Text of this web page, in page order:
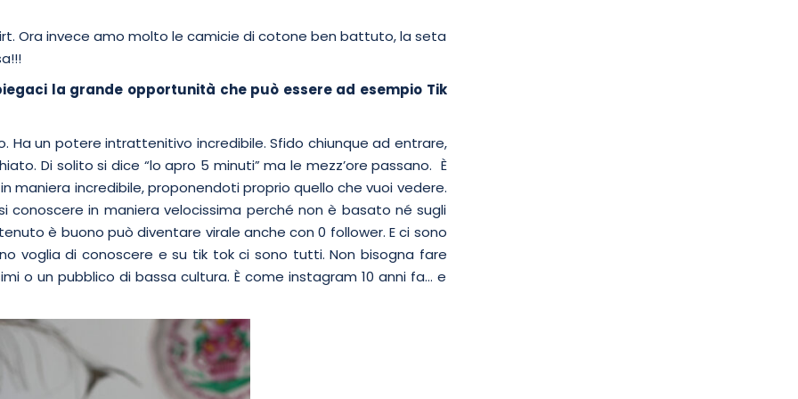
Ora invece amo molto le camicie di cotone ben battuto, la seta
la grande opportunità che può essere ad esempio Tik
Ha un potere intrattenitivo incredibile. Sfido chiunque ad entrare,
Di solito si dice “lo apro 5 minuti” ma le mezz’ore passano. È
maniera incredibile, proponendoti proprio quello che vuoi vedere.
in maniera velocissima perché non è basato né sugli
è buono può diventare virale anche con 0 follower. E ci sono
voglia di conoscere e su tik tok ci sono tutti. Non bisogna fare
o un pubblico di bassa cultura. È come instagram 10 anni fa… e